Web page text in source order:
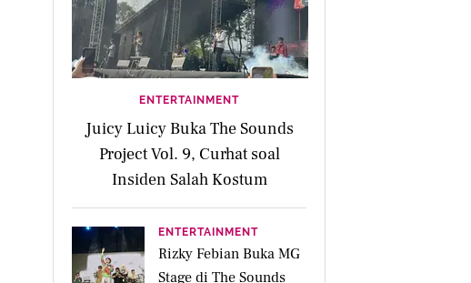
ENTERTAINMENT
Juicy Luicy Buka The Sounds
Project Vol. 9, Curhat soal
Insiden Salah Kostum
ENTERTAINMENT
Rizky Febian Buka MG
Stage di The Sounds